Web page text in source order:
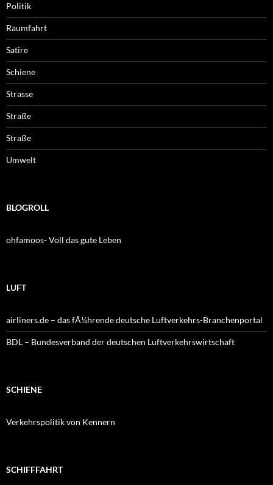
Politik
Raumfahrt
Satire
Schiene
Strasse
Straße
Straße
Umwelt
BLOGROLL
ohfamoos- Voll das gute Leben
LUFT
airliners.de – das fÃ¼hrende deutsche Luftverkehrs-Branchenportal
BDL – Bundesverband der deutschen Luftverkehrswirtschaft
SCHIENE
Verkehrspolitik von Kennern
SCHIFFFAHRT